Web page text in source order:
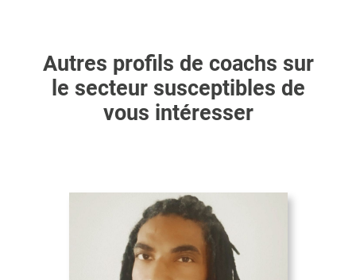
Autres profils de coachs sur
le secteur susceptibles de
vous intéresser